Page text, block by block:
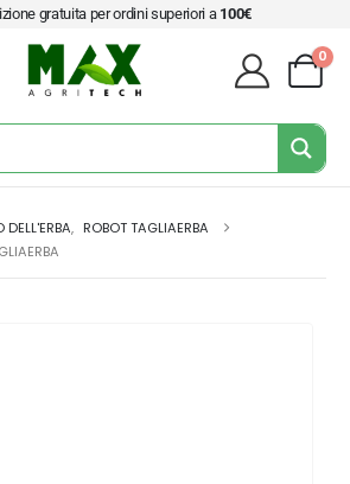
gratuita per ordini superiori a 100€
0
DELL'ERBA, ROBOT TAGLIAERBA